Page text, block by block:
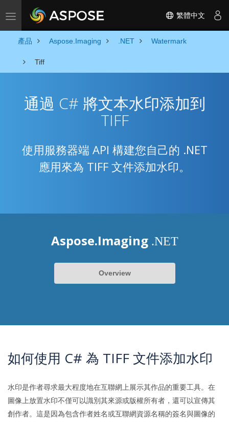
Toggle navigation 繁體中文
產品 Aspose.Imaging .NET Watermark
Tiff
通過 C# 將文本水印添加到
TIFF
使用服務器端 API 構建您自己的 .NET
應用來為 TIFF 文件添加水印。
Aspose.Imaging .NET
Overview
如何使用 C# 為 TIFF 文件添加水印
水印是作者尋求最大程度地在互聯網上展示其作品的重要工具。在
圖像上放置水印不僅可以識別其來源或版權所有者，還可以宣傳其
創作者。這是因為包含作者姓名或互聯網資源名稱的簽名與圖像的